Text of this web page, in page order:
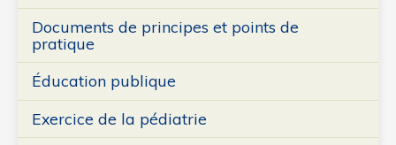
Documents de principes et points de
pratique
Éducation publique
Exercice de la pédiatrie